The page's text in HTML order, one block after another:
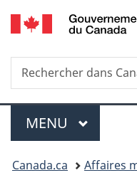
Recherche
Rechercher
dans
Menu
MENU PRINCIPAL
Vous
Canada.ca Affaires